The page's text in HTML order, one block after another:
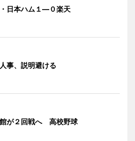
日本ハム１―０楽天
事、説明避ける
が２回戦へ 高校野球